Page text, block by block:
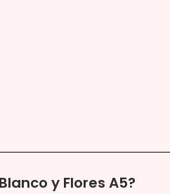
y Flores A5?